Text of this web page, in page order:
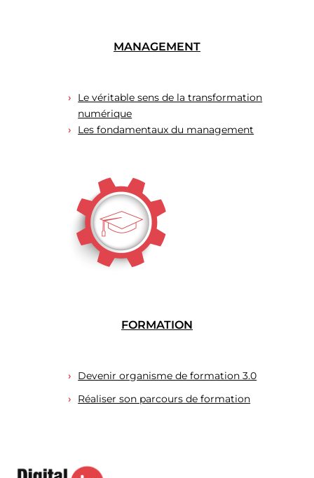
MANAGEMENT
Le véritable sens de la transformation
numérique
Les fondamentaux du management
FORMATION
Devenir organisme de formation 3.0
Réaliser son parcours de formation